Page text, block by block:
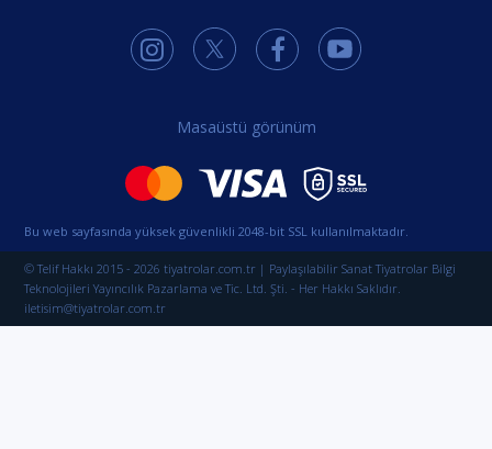
Masaüstü görünüm
Bu web sayfasında yüksek güvenlikli 2048-bit SSL kullanılmaktadır.
© Telif Hakkı 2015 - 2026 tiyatrolar.com.tr | Paylaşılabilir Sanat Tiyatrolar Bilgi
Teknolojileri Yayıncılık Pazarlama ve Tic. Ltd. Şti. - Her Hakkı Saklıdır.
iletisim@tiyatrolar.com.tr